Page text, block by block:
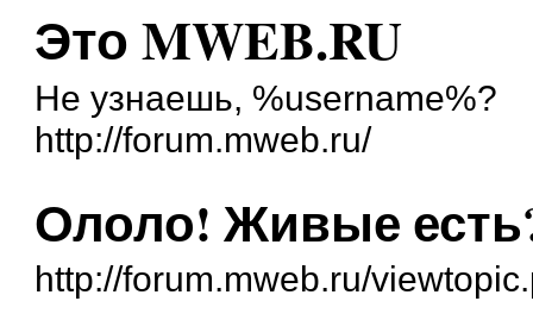
Это MWEB.RU
Не узнаешь, %username%?
http://forum.mweb.ru/
Ололо! Живые
http://forum.mweb.ru/